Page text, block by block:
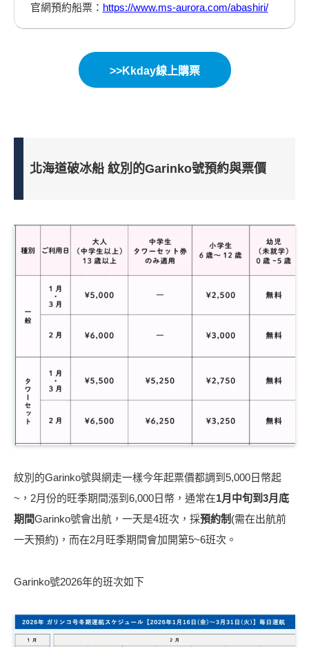
官網預約船票： https://www.ms-aurora.com/abashiri/
>>Kkday線上購票
北海道破冰船 紋別的Garinko號預約與票價
紋別的Garinko號與網走一樣今年起票價都調到5,000日幣起
~，2月份的旺季期間漲到6,000日幣，通常在1月中旬到3月底
期間Garinko號會出航，一天是4班次，採預約制 (需在出航前
一天預約)，而在2月旺季期間會加開第5~6班次。
Garinko號2026年的班次如下